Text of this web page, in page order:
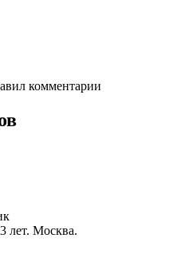
комментарии
лет. Москва.